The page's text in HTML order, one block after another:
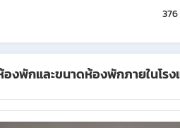
งพักและขนาดห้องพักภายในโรง